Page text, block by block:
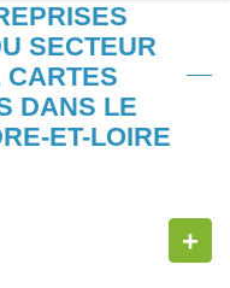
SECTEUR
CARTES
DANS LE
ET-LOIRE
+